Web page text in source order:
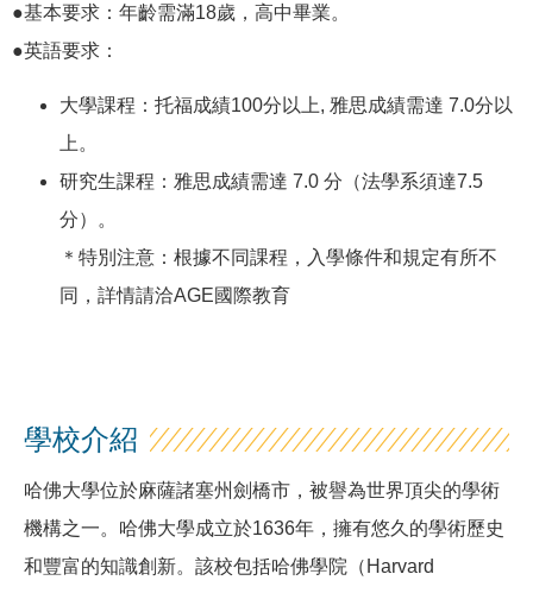
●基本要求：年齡需滿18歲，高中畢業。
●英語要求：
大學課程：托福成績100分以上, 雅思成績需達 7.0分以
上。
研究生課程：雅思成績需達 7.0 分（法學系須達7.5
分）。
＊特別注意：根據不同課程，入學條件和規定有所不
同，詳情請洽AGE國際教育
學校介紹
哈佛大學位於麻薩諸塞州劍橋市，被譽為世界頂尖的學術
機構之一。哈佛大學成立於1636年，擁有悠久的學術歷史
和豐富的知識創新。該校包括哈佛學院（Harvard